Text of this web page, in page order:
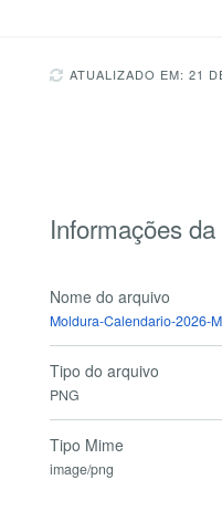
ATUALIZADO EM: 21
Informações
Nome do arquivo
Moldura-Calendario-2026-
Tipo do arquivo
PNG
Tipo Mime
image/png